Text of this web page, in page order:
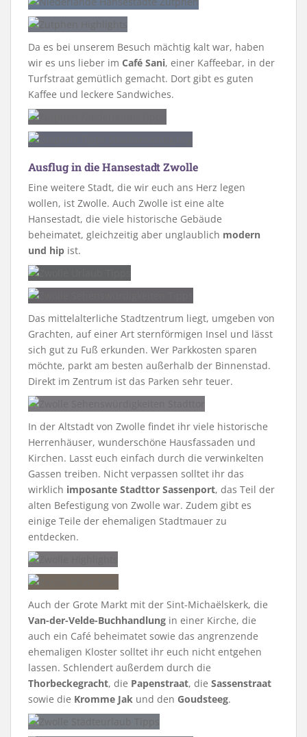
Da es bei unserem Besuch mächtig kalt war, haben
wir es uns lieber im Café Sani, einer Kaffeebar, in der
Turfstraat gemütlich gemacht. Dort gibt es guten
Kaffee und leckere Sandwiches.
Ausflug in die Hansestadt Zwolle
Eine weitere Stadt, die wir euch ans Herz legen
wollen, ist Zwolle. Auch Zwolle ist eine alte
Hansestadt, die viele historische Gebäude
beheimatet, gleichzeitig aber unglaublich modern
und hip ist.
Das mittelalterliche Stadtzentrum liegt, umgeben von
Grachten, auf einer Art sternförmigen Insel und lässt
sich gut zu Fuß erkunden. Wer Parkkosten sparen
möchte, parkt am besten außerhalb der Binnenstad.
Direkt im Zentrum ist das Parken sehr teuer.
In der Altstadt von Zwolle findet ihr viele historische
Herrenhäuser, wunderschöne Hausfassaden und
Kirchen. Lasst euch einfach durch die verwinkelten
Gassen treiben. Nicht verpassen solltet ihr das
wirklich imposante Stadttor Sassenport, das Teil der
alten Befestigung von Zwolle war. Zudem gibt es
einige Teile der ehemaligen Stadtmauer zu
entdecken.
Auch der Grote Markt mit der Sint-Michaëlskerk, die
Van-der-Velde-Buchhandlung in einer Kirche, die
auch ein Café beheimatet sowie das angrenzende
ehemaligen Kloster solltet ihr euch nicht entgehen
lassen. Schlendert außerdem durch die
Thorbeckegracht, die Papenstraat, die Sassenstraat
sowie die Kromme Jak und den Goudsteeg.